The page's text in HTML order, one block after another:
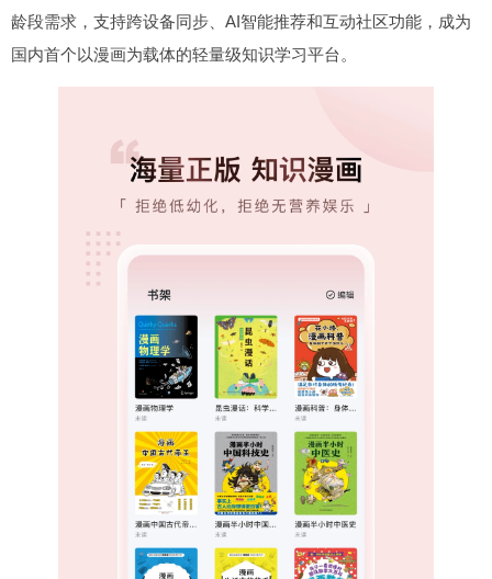
龄段需求，支持跨设备同步、AI智能推荐和互动社区功能，成为
国内首个以漫画为载体的轻量级知识学习平台。